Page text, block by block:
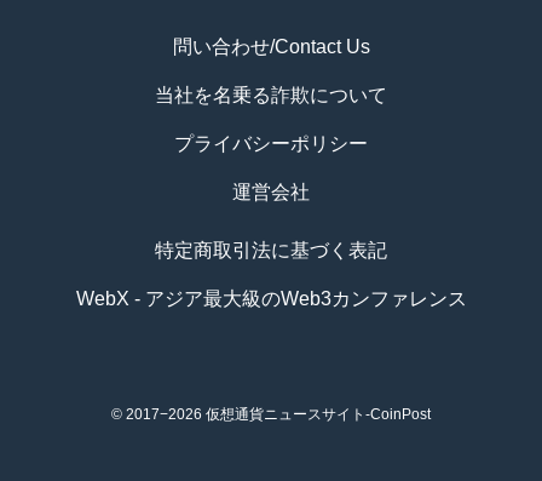
問い合わせ/Contact Us
当社を名乗る詐欺について
プライバシーポリシー
運営会社
特定商取引法に基づく表記
WebX - アジア最大級のWeb3カンファレンス
© 2017−2026 仮想通貨ニュースサイト-CoinPost